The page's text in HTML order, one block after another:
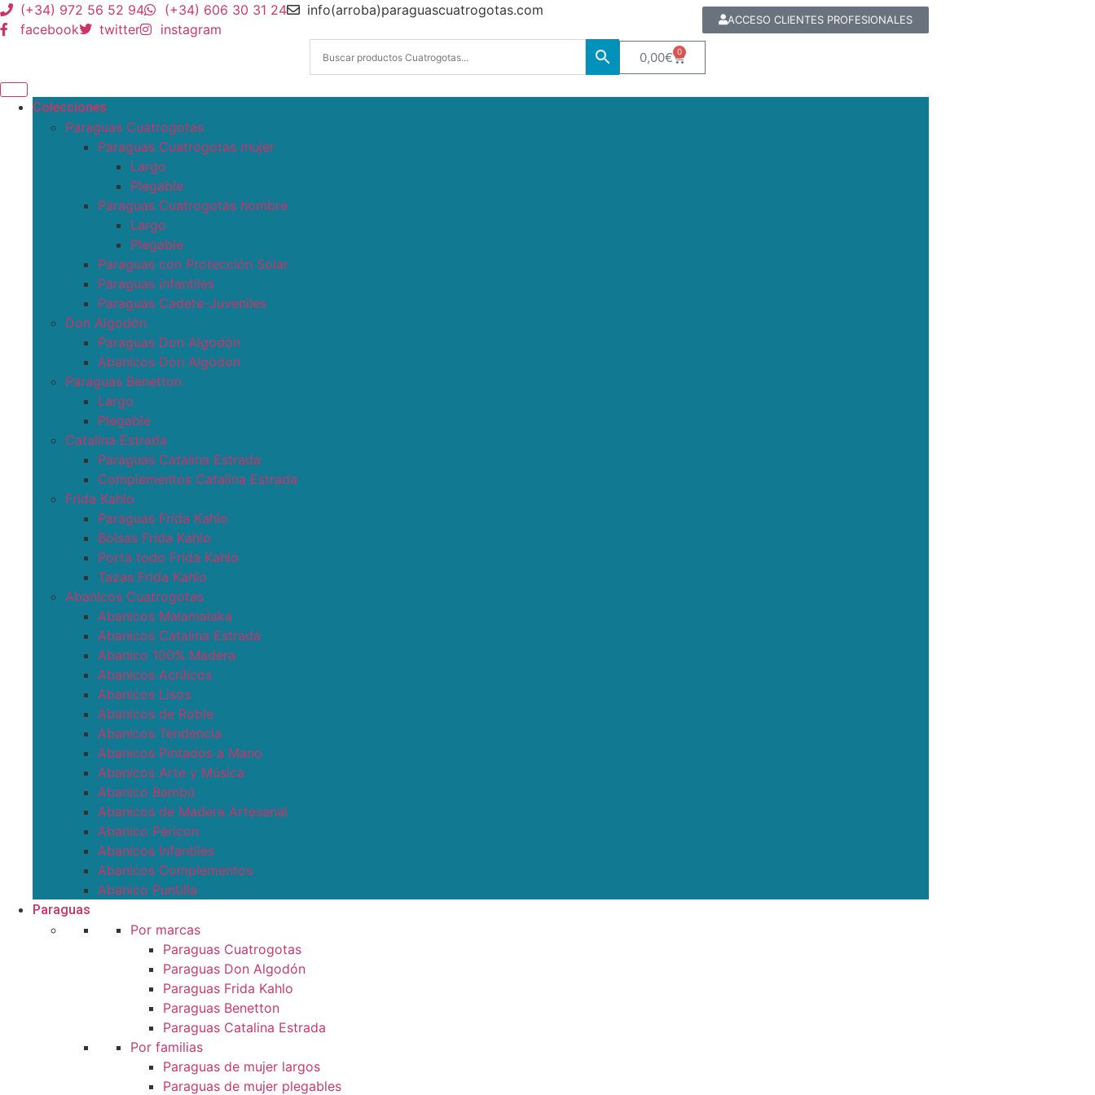
(+34) 972 56 52 94 (+34) 606 30 31 24
info(arroba)paraguascuatrogotas.com
facebook
twitter instagram
ACCESO CLIENTES PROFESIONALES
0,00€ 0
Colecciones
Paraguas Cuatrogotas
Paraguas Cuatrogotas mujer
Largo
Plegable
Paraguas Cuatrogotas hombre
Largo
Plegable
Paraguas con Protección Solar
Paraguas infantiles
Paraguas Cadete-Juveniles
Don Algodón
Paraguas Don Algodón
Abanicos Don Algodon
Paraguas Benetton
Largo
Plegable
Catalina Estrada
Paraguas Catalina Estrada
Complementos Catalina Estrada
Frida Kahlo
Paraguas Frida Kahlo
Bolsas Frida Kahlo
Porta todo Frida Kahlo
Tazas Frida Kahlo
Abanicos Cuatrogotas
Abanicos Malamalaka
Abanicos Catalina Estrada
Abanico 100% Madera
Abanicos Acrílicos
Abanicos Lisos
Abanicos de Roble
Abanicos Tendencia
Abanicos Pintados a Mano
Abanicos Arte y Música
Abanico Bambú
Abanicos de Madera Artesanal
Abanico Pericon
Abanicos Infantiles
Abanicos Complementos
Abanico Puntilla
Paraguas
Por marcas
Paraguas Cuatrogotas
Paraguas Don Algodón
Paraguas Frida Kahlo
Paraguas Benetton
Paraguas Catalina Estrada
Por familias
Paraguas de mujer largos
Paraguas de mujer plegables